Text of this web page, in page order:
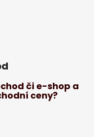
či e-shop a
ceny?